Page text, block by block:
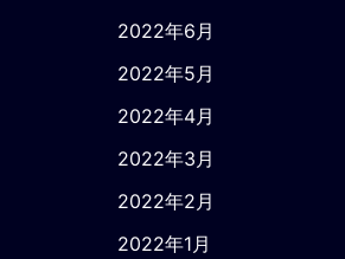
2022年6月
2022年5月
2022年4月
2022年3月
2022年2月
2022年1月